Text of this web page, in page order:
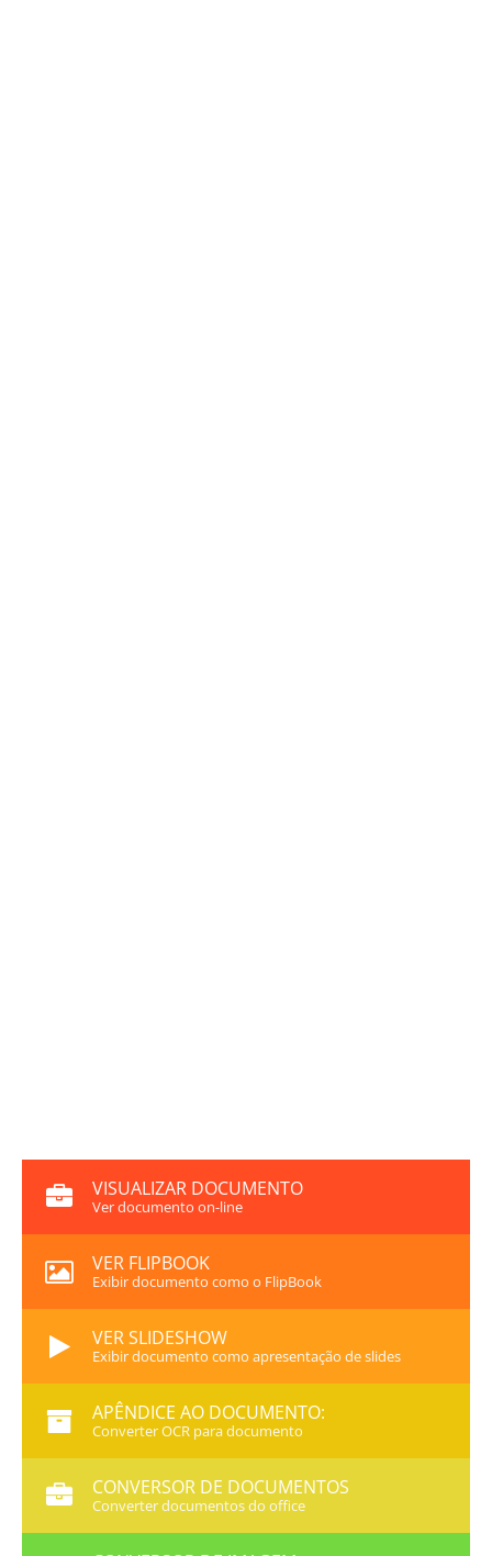
VISUALIZAR DOCUMENTO
Ver documento on-line
VER FLIPBOOK
Exibir documento como o FlipBook
VER SLIDESHOW
Exibir documento como apresentação de slides
APÊNDICE AO DOCUMENTO:
Converter OCR para documento
CONVERSOR DE DOCUMENTOS
Converter documentos do office